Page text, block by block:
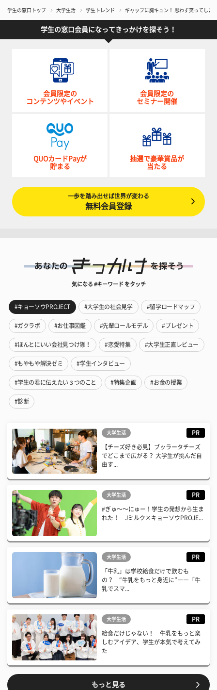
学生の窓口トップ 大学生活 学生トレンド ギャップに胸キュン！ 思わず笑ってしま
学生の窓口会員になってきっかけを探そう！
会員限定の
コンテンツやイベント
会員限定の
セミナー開催
QUOカードPayが
貯まる
抽選で豪華賞品が
当たる
一歩を踏み出せば世界が変わる
無料会員登録
気になる #キーワード をタッチ
#キョーソウPROJECT #大学生の社会見学 #留学ロードマップ
#ガクラボ #お仕事図鑑 #先輩ロールモデル #プレゼント
#ほんとにいい会社見つけ隊！ #恋愛特集 #大学生正直レビュー
#もやもや解決ゼミ #学生インタビュー
#学生の君に伝えたい３つのこと #特集企画 #お金の授業
#診断
大学生活 PR
【チーズ好き必見】ブッラータチーズ
でどこまで広がる？ 大学生が挑んだ自
由す...
大学生活 PR
#ぎゅ〜〜にゅー！学生の発想から生ま
れた！ Jミルク×キョーソウPROJE...
大学生活 PR
「牛乳」は学校給食だけで飲むも
の？ “牛乳をもっと身近に”――「牛
乳でスマ...
大学生活 PR
給食だけじゃない！ 牛乳をもっと楽
しむアイデア、学生が本気で考えてみ
た
もっと見る